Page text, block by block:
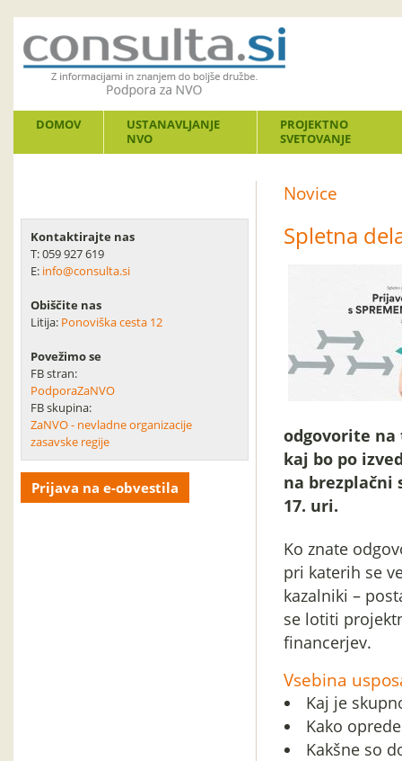
DOMOV
USTANAVLJANJE
NVO
PROJEKTNO
SVETOVANJE
Kontaktirajte nas
T: 059 927 619
E: info@consulta.si
Obiščite nas
Litija: Ponoviška cesta 12
Povežimo se
FB stran:
PodporaZaNVO
FB skupina:
ZaNVO - nevladne organizacije
zasavske regije
Prijava na e-obvestila
Novice
Spletna
odgovorite
kaj bo po
na brezplačni
17. uri.
Ko znate
pri katerih se
kazalniki –
se lotiti
financerjev.
Vsebina
Kaj je
Kako
Kakšne so